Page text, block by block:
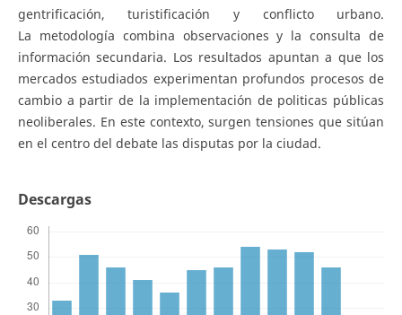
gentrificación, turistificación y conflicto urbano.
La metodología combina observaciones y la consulta de
información secundaria. Los resultados apuntan a que los
mercados estudiados experimentan profundos procesos de
cambio a partir de la implementación de politicas públicas
neoliberales. En este contexto, surgen tensiones que sitúan
en el centro del debate las disputas por la ciudad.
Descargas